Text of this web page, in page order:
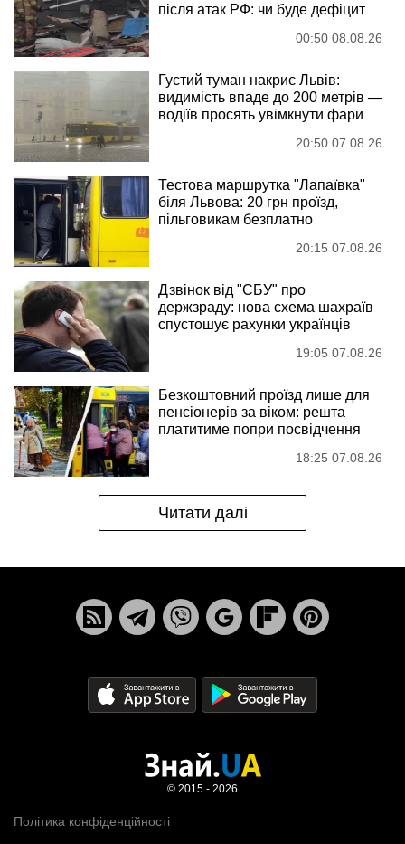
після атак РФ: чи буде дефіцит
00:50 08.08.26
Густий туман накриє Львів:
видимість впаде до 200 метрів —
водіїв просять увімкнути фари
20:50 07.08.26
Тестова маршрутка "Лапаївка"
біля Львова: 20 грн проїзд,
пільговикам безплатно
20:15 07.08.26
Дзвінок від "СБУ" про
держзраду: нова схема шахраїв
спустошує рахунки українців
19:05 07.08.26
Безкоштовний проїзд лише для
пенсіонерів за віком: решта
платитиме попри посвідчення
18:25 07.08.26
Читати далі
Політика конфіденційності
© 2015 - 2026